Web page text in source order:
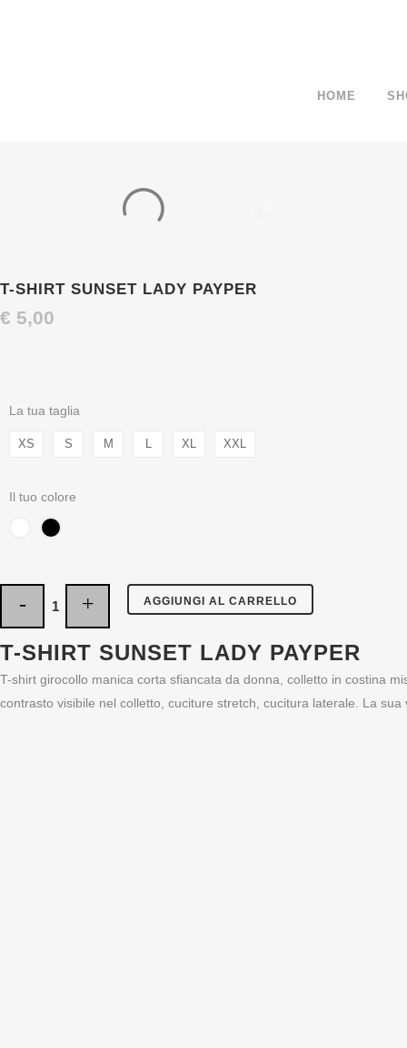
HOME
T-SHIRT SUNSET LADY PAYPER
€ 5,00
La tua taglia
XS S M L XL XXL
Il tuo colore
AGGIUNGI AL CARRELLO
T-SHIRT SUNSET LADY PAYPER
T-shirt girocollo manica corta sfiancata da donna, colletto in costina
contrasto visibile nel colletto, cuciture stretch, cucitura laterale. La